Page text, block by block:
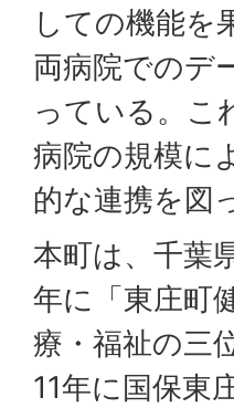
しての機能を
両病院でのデ
っている。こ
病院の規模に
的な連携を図
本町は、千葉
年に「東庄町
療・福祉の三
11年に国保東